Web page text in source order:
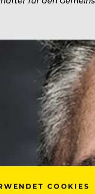
COOKIES